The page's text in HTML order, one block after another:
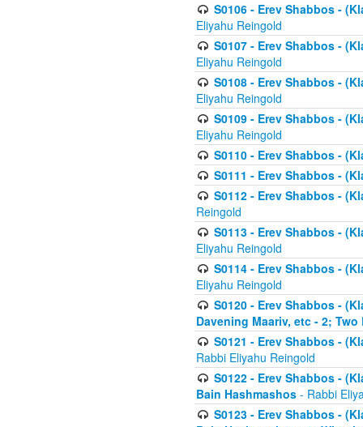
S0106 - Erev Shabbos -
Eliyahu Reingold
S0107 - Erev Shabbos -
Eliyahu Reingold
S0108 - Erev Shabbos -
Eliyahu Reingold
S0109 - Erev Shabbos -
Eliyahu Reingold
S0110 - Erev Shabbos -
S0111 - Erev Shabbos -
S0112 - Erev Shabbos -
Reingold
S0113 - Erev Shabbos -
Eliyahu Reingold
S0114 - Erev Shabbos -
Eliyahu Reingold
S0120 - Erev Shabbos -
Davening Maariv, etc - 2;
S0121 - Erev Shabbos -
Rabbi Eliyahu Reingold
S0122 - Erev Shabbos -
Bain Hashmashos - Rabbi
S0123 - Erev Shabbos -